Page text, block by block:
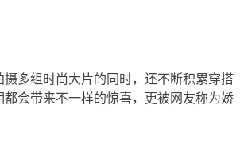
多组时尚大片的同时，还不断积累穿搭
会带来不一样的惊喜，更被网友称为娇